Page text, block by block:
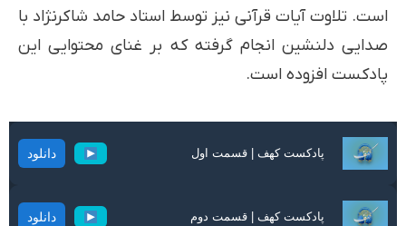
است. تلاوت آیات قرآنی نیز توسط استاد حامد شاکرنژاد با
صدایی دلنشین انجام گرفته که بر غنای محتوایی این
پادکست افزوده است.
پادکست کهف | قسمت اول دانلود
پادکست کهف | قسمت دوم دانلود